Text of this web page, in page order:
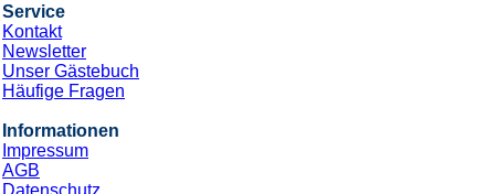
Service
Kontakt
Newsletter
Unser Gästebuch
Häufige Fragen
Informationen
Impressum
AGB
Datenschutz